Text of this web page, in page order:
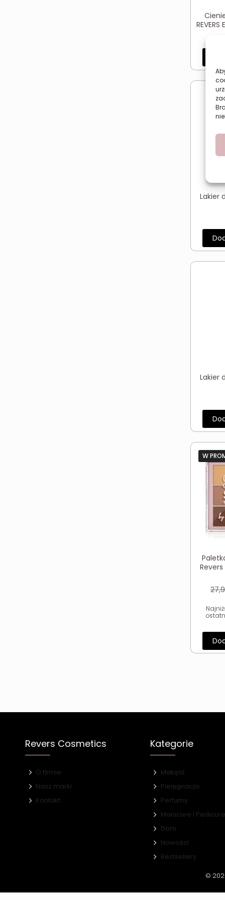
REVERS
Lakier
Lakier
W
Revers
Revers Cosmetics
O firmie
Nasz marki
Kontakt
Kategorie
Makijaż
Pielęgnacja
Perfumy
Manicure i Pedicure
Dom
Nowości
Bestsellery
©